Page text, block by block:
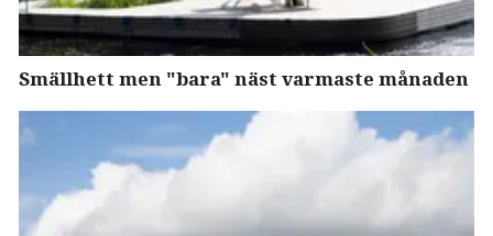
Smällhett men "bara" näst varmaste månaden